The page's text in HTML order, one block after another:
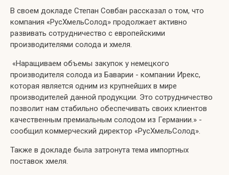
В своем докладе Степан Совбан рассказал о том, что
компания «РусХмельСолод» продолжает активно
развивать сотрудничество с европейскими
производителями солода и хмеля.
«Наращиваем объемы закупок у немецкого
производителя солода из Баварии - компании Ирекс,
которая является одним из крупнейших в мире
производителей данной продукции. Это сотрудничество
позволит нам стабильно обеспечивать своих клиентов
качественным премиальным солодом из Германии.» -
сообщил коммерческий директор «РусХмельСолод».
Также в докладе была затронута тема импортных
поставок хмеля.